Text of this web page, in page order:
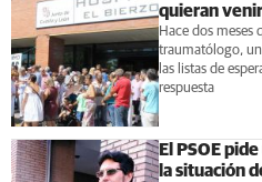
quieran
Hace dos meses
traumatólogo, un
las listas de
respuesta
El PSOE
la situación